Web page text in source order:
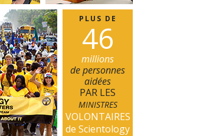
PLUS DE
46
millions
de personnes
aidées
PAR LES
MINISTRES
VOLONTAIRES
de Scientology